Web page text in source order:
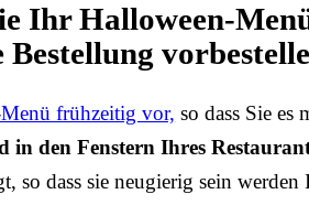
Ihr Halloween-
frühzeitig vor, so dass Sie
in den Fenstern Ihres
so dass sie neugierig sein